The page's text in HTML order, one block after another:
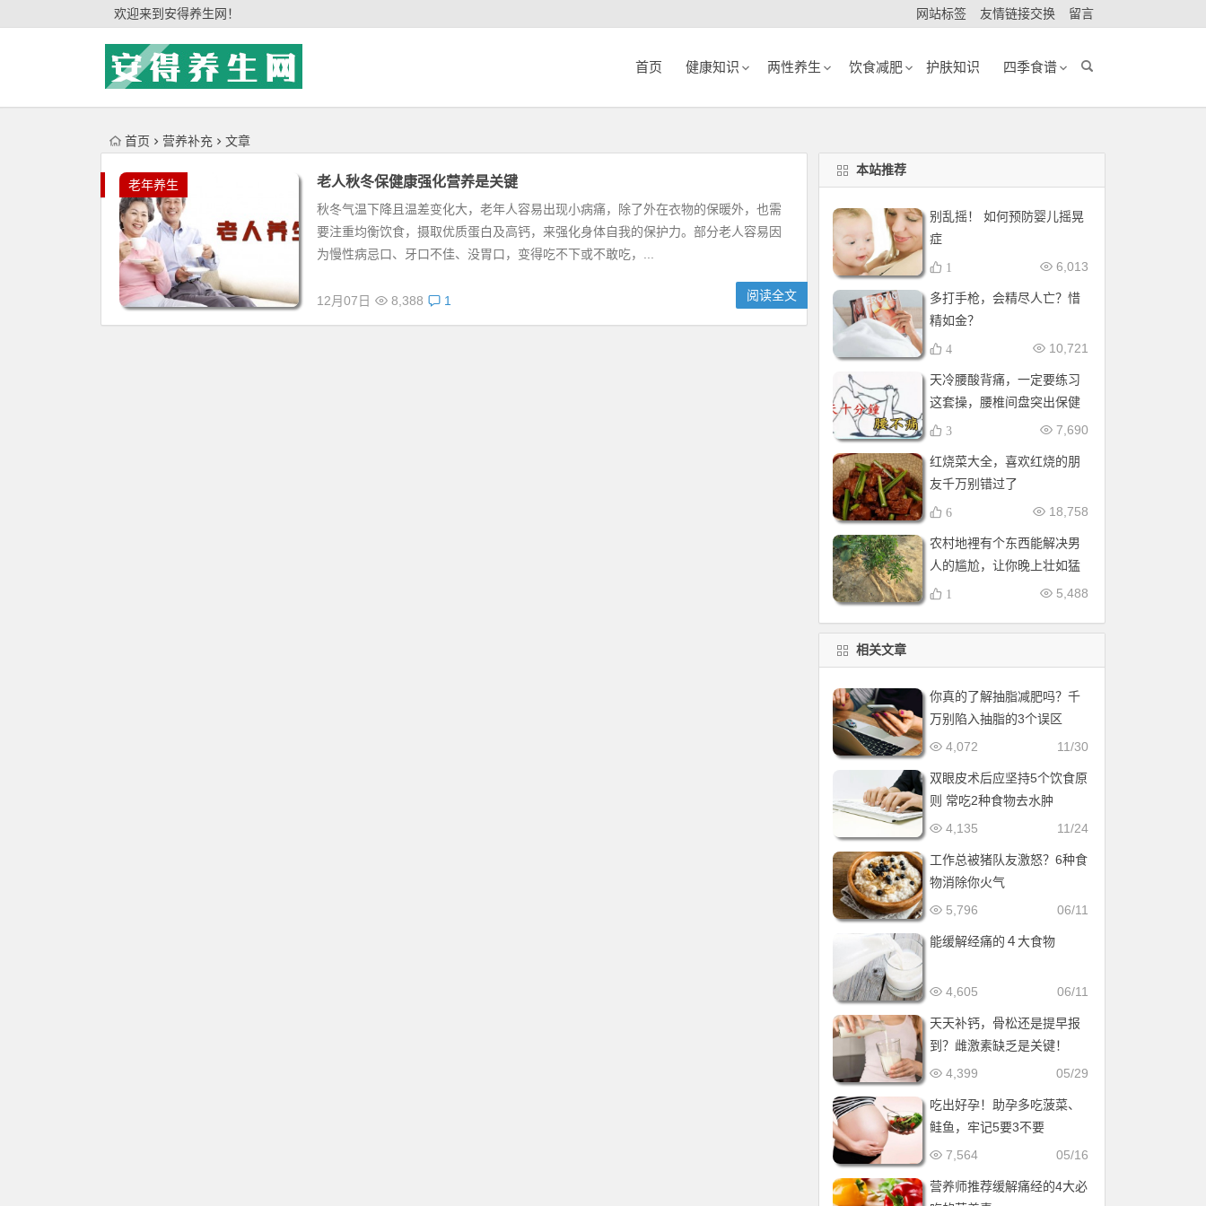
欢迎来到安得养生网！ 网站标签 友情链接交换 留言
首页 健康知识 两性养生 饮食减肥 护肤知识 四季食谱
首页 营养补充 文章
老年养生 老人秋冬保健康强化营养是关键
秋冬气温下降且温差变化大，老年人容易出现小病痛，除了外在衣物的保暖外，也需
要注重均衡饮食，摄取优质蛋白及高钙，来强化身体自我的保护力。部分老人容易因
为慢性病忌口、牙口不佳、没胃口，变得吃不下或不敢吃，...
12月07日 8,388 1 阅读全文
本站推荐
别乱摇！ 如何预防婴儿摇晃
症
6,013
1
多打手枪，会精尽人亡？惜
精如金？
10,721
4
天冷腰酸背痛，一定要练习
这套操，腰椎间盘突出保健
操，全套收好！每天十分钟
7,690
3
红烧菜大全，喜欢红烧的朋
友千万别错过了
18,758
6
农村地裡有个东西能解决男
人的尴尬，让你晚上壮如猛
牛床受不了
5,488
1
相关文章
你真的了解抽脂减肥吗？千
万别陷入抽脂的3个误区
11/30
4,072
双眼皮术后应坚持5个饮食原
则 常吃2种食物去水肿
11/24
4,135
工作总被猪队友激怒？6种食
物消除你火气
06/11
5,796
能缓解经痛的４大食物
06/11
4,605
天天补钙，骨松还是提早报
到？雌激素缺乏是关键！
05/29
4,399
吃出好孕！助孕多吃菠菜、
鲑鱼，牢记5要3不要
05/16
7,564
营养师推荐缓解痛经的4大必